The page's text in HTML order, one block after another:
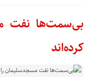
بی‌سمت‌ها نفت
کرده‌اند